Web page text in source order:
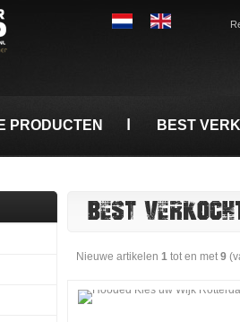
PRODUCTEN BEST
BEST
Nieuwe artikelen 1 tot en met9